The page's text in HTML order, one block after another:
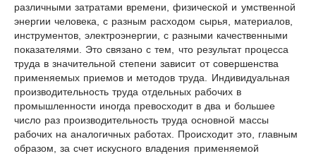
различными затратами времени, физической и умственной
энергии челове­ка, с разным расходом сырья, материалов,
инструментов, электроэнергии, с разными качественными
показателями. Это связано с тем, что результат процесса
труда в значительной степени зависит от совершенства
применяе­мых приемов и методов труда. Индивидуальная
производительность труда отдельных рабочих в
промышленности иногда превосходит в два и большее
число раз производительность труда основной массы
рабочих на аналогич­ных работах. Происходит это, главным
образом, за счет искусного владения применяемой